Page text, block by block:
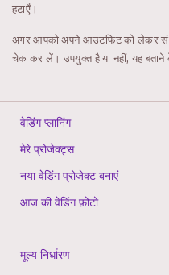
हटाएँ।
अगर आपको अपने आउटफिट को लेकर संदेह
चेक कर लें। उपयुक्त है या नहीं, यह बताने
वेडिंग प्लानिंग
मेरे प्रोजेक्ट्स
नया वेडिंग प्रोजेक्ट बनाएं
आज की वेडिंग फ़ोटो
मूल्य निर्धारण